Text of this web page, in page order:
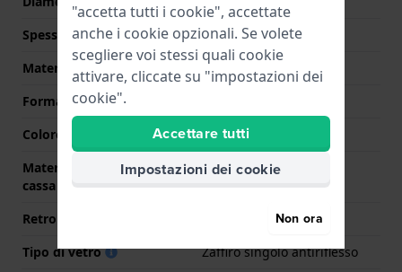
Spessore della cassa
9.4 mm
Materiale cassa
Acciaio inox
Forma della cassa
Colore della cassa
Argento
Materiale del retro della
cassa
Acciaio inox
Retro cassa
Coperchio a pressione
Tipo di vetro
Zaffiro singolo antiriflesso
"accetta tutti i cookie", accettate
anche i cookie opzionali. Se volete
scegliere voi stessi quali cookie
attivare, cliccate su "impostazioni dei
cookie".
Accettare tutti
Impostazioni dei cookie
Non ora